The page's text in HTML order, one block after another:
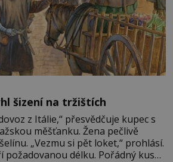
šizení na tržištích
z Itálie,“ přesvědčuje kupec s
měšťanku. Žena pečlivě
„Vezmu si pět loket,“ prohlásí.
požadovanou délku. Pořádný kus